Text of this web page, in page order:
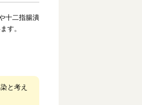
十二指腸潰
す。
と考え